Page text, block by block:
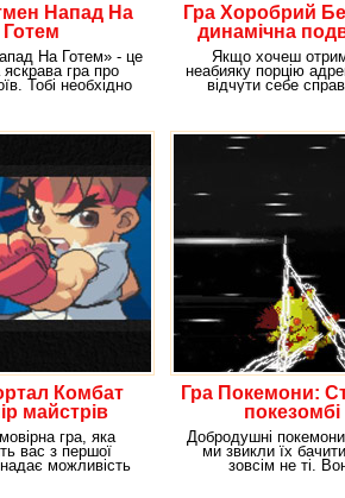
Напад На
Готем
На Готем» - це
яскрава гра про
Тобі необхідно
Гра Хоробрий
динамічна
команда
Якщо хочеш
неабияку порцію
відчути себе
Комбат
майстрів
гра, яка
вас з першої
можливість
Гра Покемони:
покезомбі
Добродушні
ми звикли їх
зовсім не ті.